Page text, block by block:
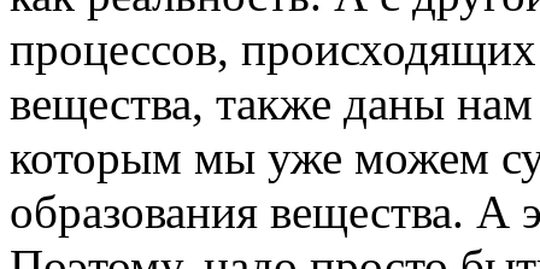
процессов,
вещества, также даны
которым мы уже можем
образования вещества. А